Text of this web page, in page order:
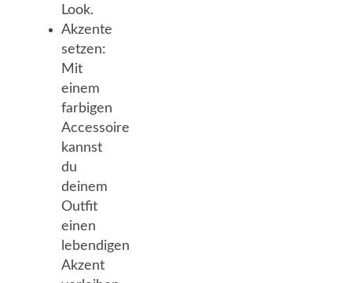
Look.
Akzente
setzen:
Mit
einem
farbigen
Accessoire
kannst
du
deinem
Outfit
einen
lebendigen
Akzent